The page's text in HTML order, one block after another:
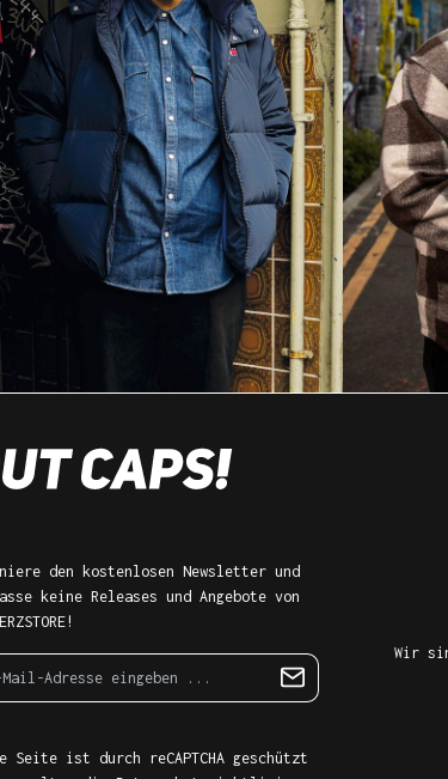
den kostenlosen Newsletter und
keine Releases und Angebote von
Seite ist durch reCAPTCHA geschützt
Wir